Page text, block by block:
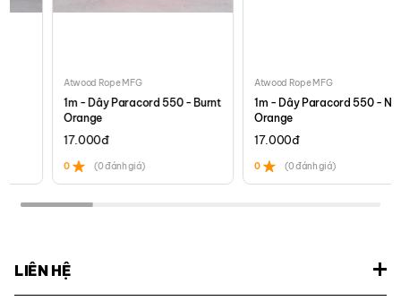
Atwood Rope MFG
1m - Dây Paracord 550 - Burnt
Orange
17.000đ
(0 đánh giá)
Atwood Rope MFG
1m - Dây Paracord 550 - Neon
Orange
17.000đ
(0 đánh giá)
LIÊN HỆ